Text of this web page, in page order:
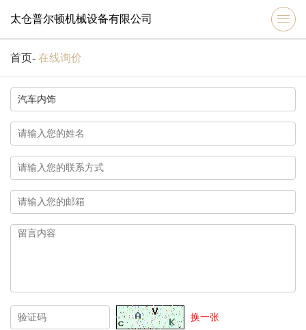
太仓普尔顿机械设备有限公司
首页- 在线询价
换一张